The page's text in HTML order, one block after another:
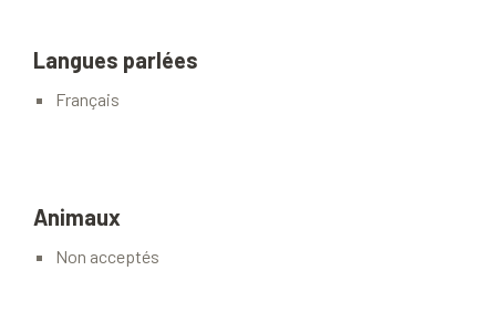
Langues parlées
Français
Animaux
Non acceptés